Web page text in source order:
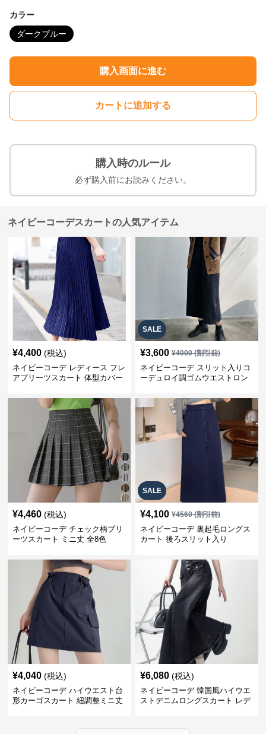
カラー
ダークブルー
購入画面に進む
カートに追加する
購入時のルール
必ず購入前にお読みください。
ネイビーコーデスカートの人気アイテム
¥4,400 (税込)
ネイビーコーデ レディース フレ
アプリーツスカート 体型カバー
ト
SALE
¥3,600 ¥4000(割引前)
ネイビーコーデ スリット入りコ
ーデュロイ調ゴムウエストロン
¥4,460 (税込)
ネイビーコーデ チェック柄プリ
ーツスカート ミニ丈 全8色
SALE
¥4,100 ¥4560(割引前)
ネイビーコーデ 裏起毛ロングス
カート 後ろスリット入り
¥4,040 (税込)
ネイビーコーデ ハイウエスト台
形カーゴスカート 紐調整ミニ丈
¥6,080 (税込)
ネイビーコーデ 韓国風ハイウエ
ストデニムロングスカート レデ